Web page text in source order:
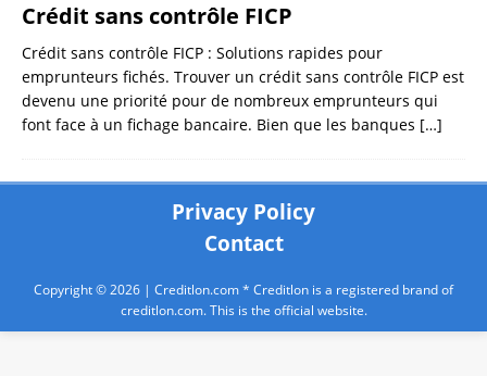
Crédit sans contrôle FICP
Crédit sans contrôle FICP : Solutions rapides pour
emprunteurs fichés. Trouver un crédit sans contrôle FICP est
devenu une priorité pour de nombreux emprunteurs qui
font face à un fichage bancaire. Bien que les banques […]
Privacy Policy
Contact
Copyright © 2026 | Creditlon.com* Creditlon is a registered brand of
creditlon.com. This is the official website.